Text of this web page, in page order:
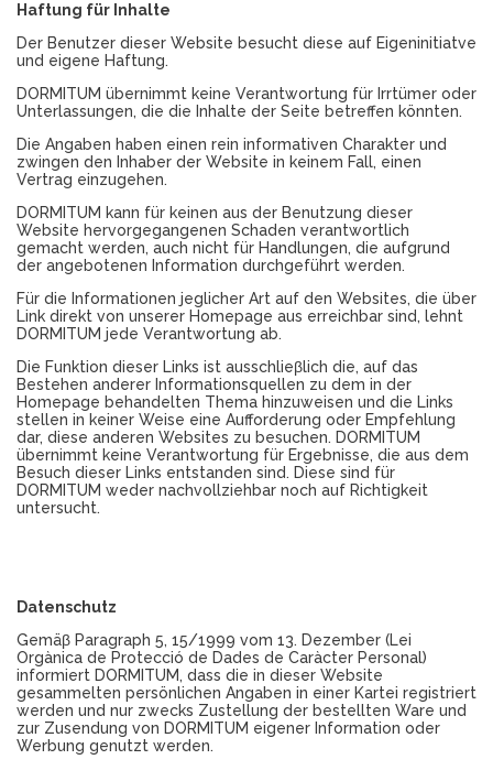
Haftung für Inhalte
Der Benutzer dieser Website besucht diese auf Eigeninitiatve
und eigene Haftung.
DORMITUM übernimmt keine Verantwortung für Irrtümer oder
Unterlassungen, die die Inhalte der Seite betreffen könnten.
Die Angaben haben einen rein informativen Charakter und
zwingen den Inhaber der Website in keinem Fall, einen
Vertrag einzugehen.
DORMITUM kann für keinen aus der Benutzung dieser
Website hervorgegangenen Schaden verantwortlich
gemacht werden, auch nicht für Handlungen, die aufgrund
der angebotenen Information durchgeführt werden.
Für die Informationen jeglicher Art auf den Websites, die über
Link direkt von unserer Homepage aus erreichbar sind, lehnt
DORMITUM jede Verantwortung ab.
Die Funktion dieser Links ist ausschlieβlich die, auf das
Bestehen anderer Informationsquellen zu dem in der
Homepage behandelten Thema hinzuweisen und die Links
stellen in keiner Weise eine Aufforderung oder Empfehlung
dar, diese anderen Websites zu besuchen. DORMITUM
übernimmt keine Verantwortung für Ergebnisse, die aus dem
Besuch dieser Links entstanden sind. Diese sind für
DORMITUM weder nachvollziehbar noch auf Richtigkeit
untersucht.
Datenschutz
Gemäβ Paragraph 5, 15/1999 vom 13. Dezember (Lei
Orgànica de Protecció de Dades de Caràcter Personal)
informiert DORMITUM, dass die in dieser Website
gesammelten persönlichen Angaben in einer Kartei registriert
werden und nur zwecks Zustellung der bestellten Ware und
zur Zusendung von DORMITUM eigener Information oder
Werbung genutzt werden.